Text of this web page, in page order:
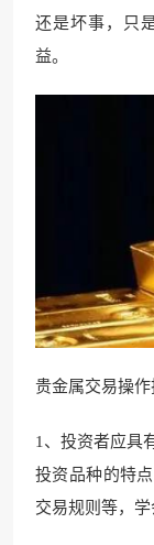
还是坏事，只
益。
贵金属交易操作
1、投资者应具
投资品种的特
交易规则等，学